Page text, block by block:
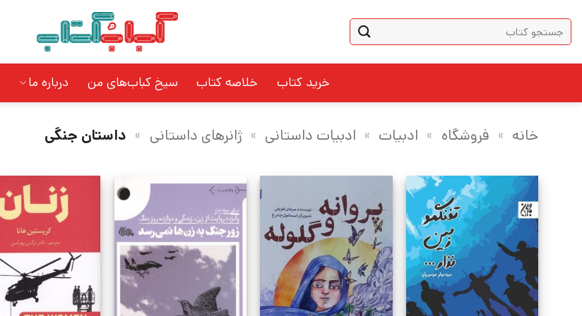
content
جستجو
برای:
خرید کتاب خلاصه کتاب سیخ کباب‌های من درباره ما
خانه » فروشگاه » ادبیات » ادبیات داستانی » ژانرهای داستانی » داستان جنگی